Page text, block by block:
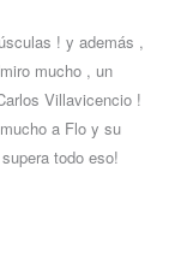
! y además ,
mucho , un
Villavicencio !
a Flo y su
todo eso!